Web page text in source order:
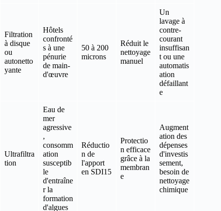
Filtration
à disque
ou
autonetto
yante
Hôtels
confronté
s à une
pénurie
de main-
d'œuvre
50 à 200
microns
Réduit le
nettoyage
manuel
Un
lavage à
contre-
courant
insuffisan
t ou une
automatis
ation
défaillant
e
Ultrafiltra
tion
Eau de
mer
agressive
,
consomm
ation
susceptib
le
d'entraîne
r la
formation
d'algues
Réductio
n de
l'apport
en SDI15
Protectio
n efficace
grâce à la
membran
e
Augment
ation des
dépenses
d'investis
sement,
besoin de
nettoyage
chimique